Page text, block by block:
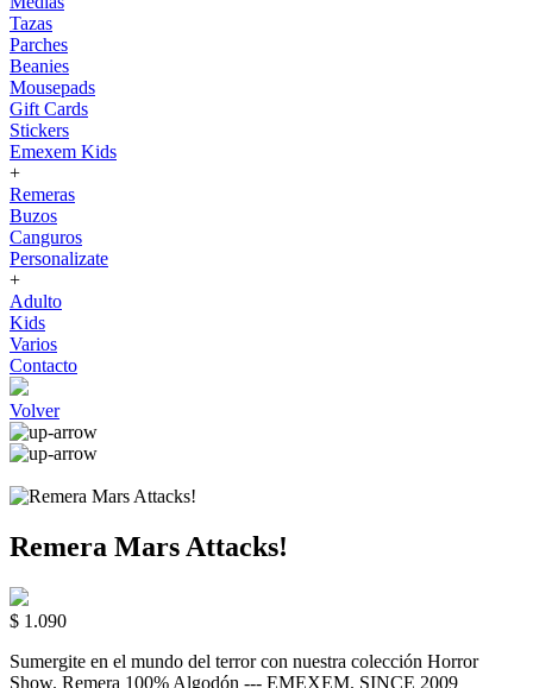
Tazas
Parches
Beanies
Mousepads
Gift Cards
Stickers
Emexem Kids
+
Remeras
Buzos
Canguros
Personalizate
+
Adulto
Kids
Varios
Contacto
Volver
Remera Mars Attacks!
$ 1.090
Sumergite en el mundo del terror con nuestra colección Horror
Show. Remera 100% Algodón --- EMEXEM. SINCE 2009